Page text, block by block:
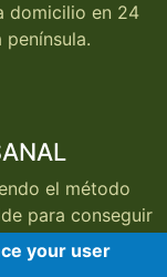
domicilio en 24
el método
para conseguir
del animal
your user